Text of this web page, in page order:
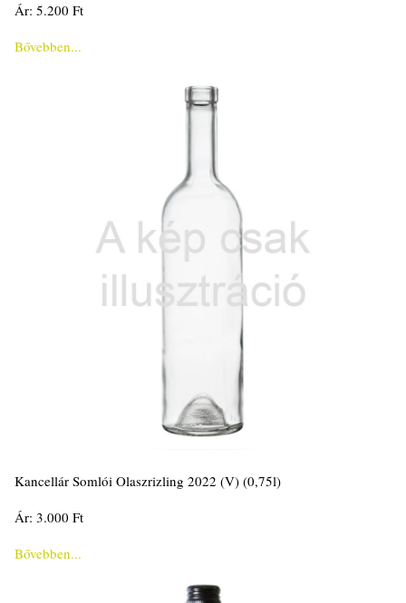
Ár: 5.200 Ft
Bővebben...
Kancellár Somlói Olaszrizling 2022 (V) (0,75l)
Ár: 3.000 Ft
Bővebben...